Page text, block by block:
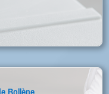
Bollène